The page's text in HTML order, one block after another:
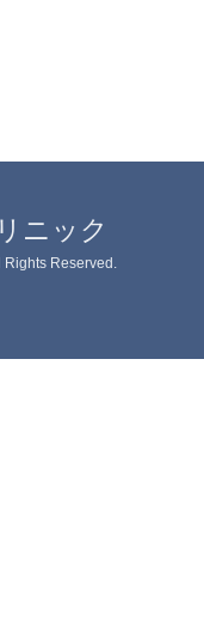
ニック
Rights Reserved.